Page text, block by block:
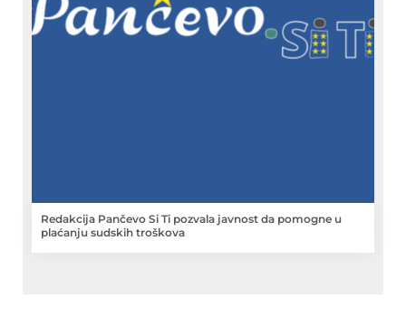
Redakcija Pančevo Si Ti pozvala javnost da pomogne u
plaćanju sudskih troškova